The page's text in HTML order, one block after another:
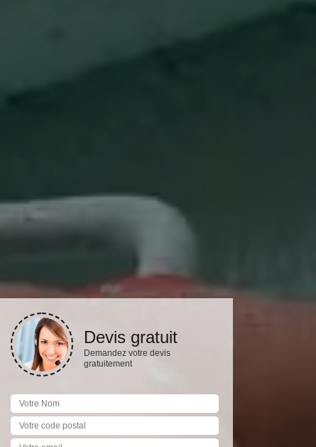
Devis gratuit
Demandez votre devis
gratuitement